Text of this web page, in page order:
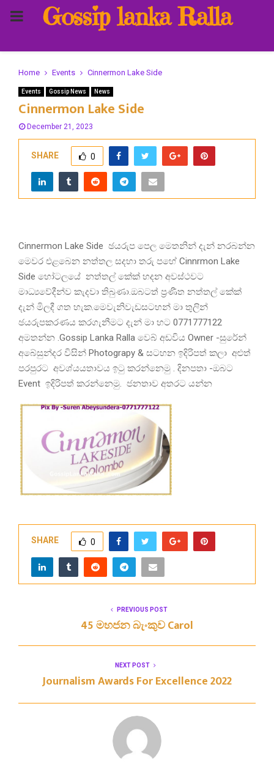
PRIMARY
MENU
Gossip lanka Ralla
Home Events Cinnermon Lake Side
Events Gossip News News
Cinnermon Lake Side
December 21, 2023
SHARE 0
Cinnermon Lake Side ඡයරුප පෙල මෙතනින් දැන් නරබන්න
මෙවර එළබෙන නත්තල සදහා තරු පහේ Cinnrmon Lake
Side හෝටලයේ නත්තල් කේක් හදන අවස්ථවට
මාධ්‍යවේදීන්ව කැදවා තිබුණා.ඔබටත් ප්‍රණීත නත්තල් කේක්
දැන් මිලදී ගත හැක.මෙවැනිවැඩසටහන් මා තුලින්
ඡයරුපකරණය කරගැනීමට දැන් මා හට 0771777122
අමතන්න .Gossip Lanka Ralla වෙබ් අඩවිය Owner -සුරේන්
අබේසුන්දර විසින් Photograpy & සටහන ඉදිරිපත් කලා අළුත්
පරපුරට අවශ්යයතාවය ඉටු කරන්නෙමු . දිනපතා -ඔබට
Event ඉදිරිපත් කරන්නෙමු. ජනතාව අතරට යන්න
SHARE 0
PREVIOUS POST
45 මහජන බැංකුව Carol
NEXT POST
Journalism Awards For Excellence 2022